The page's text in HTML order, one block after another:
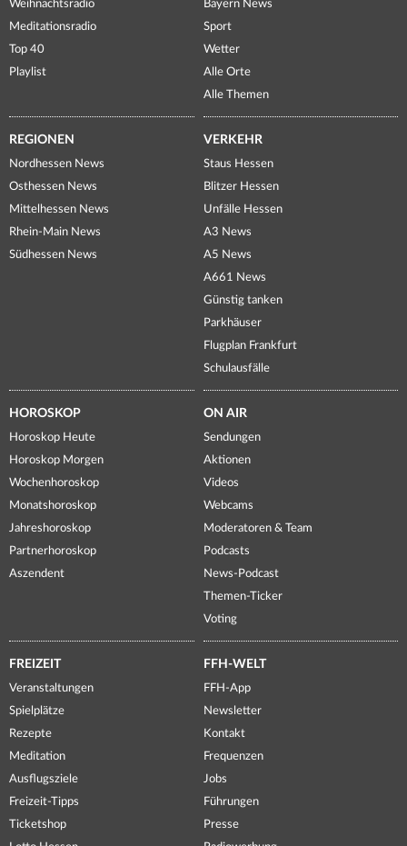
Weihnachtsradio
Meditationsradio
Top 40
Playlist
Bayern News
Sport
Wetter
Alle Orte
Alle Themen
REGIONEN
Nordhessen News
Osthessen News
Mittelhessen News
Rhein-Main News
Südhessen News
VERKEHR
Staus Hessen
Blitzer Hessen
Unfälle Hessen
A3 News
A5 News
A661 News
Günstig tanken
Parkhäuser
Flugplan Frankfurt
Schulausfälle
HOROSKOP
Horoskop Heute
Horoskop Morgen
Wochenhoroskop
Monatshoroskop
Jahreshoroskop
Partnerhoroskop
Aszendent
ON AIR
Sendungen
Aktionen
Videos
Webcams
Moderatoren & Team
Podcasts
News-Podcast
Themen-Ticker
Voting
FREIZEIT
Veranstaltungen
Spielplätze
Rezepte
Meditation
Ausflugsziele
Freizeit-Tipps
Ticketshop
FFH-WELT
FFH-App
Newsletter
Kontakt
Frequenzen
Jobs
Führungen
Presse